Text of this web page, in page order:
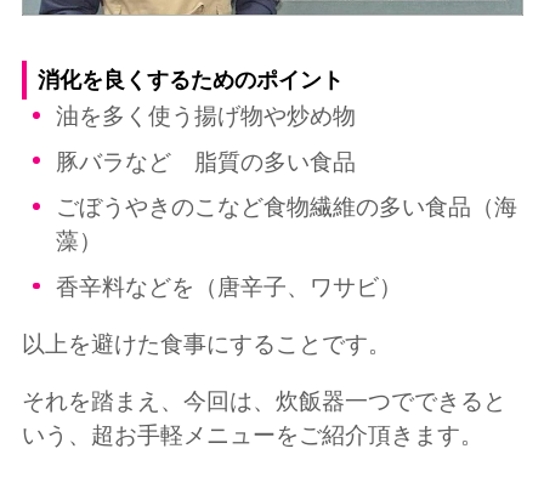
消化を良くするためのポイント
油を多く使う揚げ物や炒め物
豚バラなど 脂質の多い食品
ごぼうやきのこなど食物繊維の多い食品（海
藻）
香辛料などを（唐辛子、ワサビ）
以上を避けた食事にすることです。
それを踏まえ、今回は、炊飯器一つでできると
いう、超お手軽メニューをご紹介頂きます。